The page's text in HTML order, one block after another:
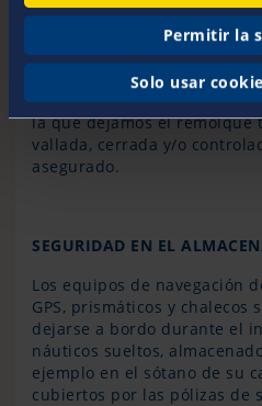
Permitir la
Solo usar
Para protegerse contra el
estar sujetos a objetos fijos
o cables metálicos. Se
adicional con el usode
cerraduras de llanta y
la que dejamos el remolque
vallada, cerrada y/o
asegurado.
SEGURIDAD EN EL
Los equipos de navegación
GPS, prismáticos y chalecos
dejarse a bordo durante el
náuticos sueltos,
ejemplo en el sótano de su
cubiertos por las pólizas de